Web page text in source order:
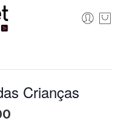
Crianças